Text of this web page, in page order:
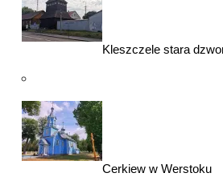
Kleszczele stara
Cerkiew w Werstoku